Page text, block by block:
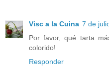
Visc a la Cuina 7 de
Por favor, qué tarta
colorido!
Responder